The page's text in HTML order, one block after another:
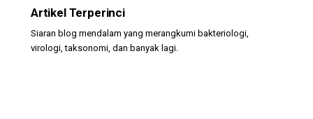
Artikel Terperinci
Siaran blog mendalam yang merangkumi bakteriologi,
virologi, taksonomi, dan banyak lagi.